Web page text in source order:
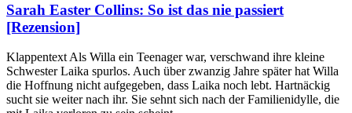
Sarah Easter Collins: So ist das nie passiert
[Rezension]
Klappentext Als Willa ein Teenager war, verschwand ihre kleine
Schwester Laika spurlos. Auch über zwanzig Jahre später hat Willa
die Hoffnung nicht aufgegeben, dass Laika noch lebt. Hartnäckig
sucht sie weiter nach ihr. Sie sehnt sich nach der Familienidylle, die